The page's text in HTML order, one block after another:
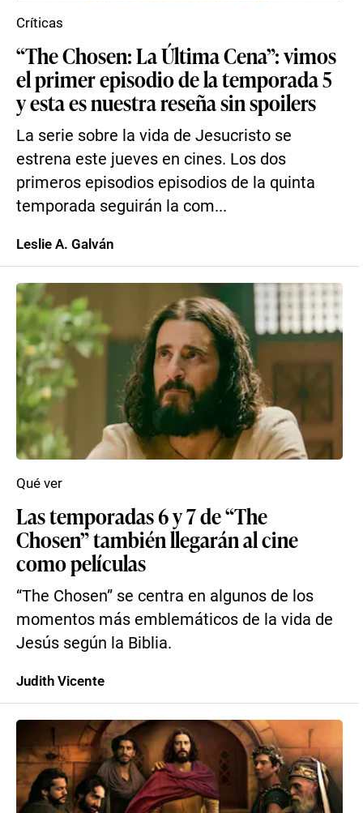
“The Chosen: La Última Cena”: vimos
el primer episodio de la temporada 5
y esta es nuestra reseña sin spoilers
La serie sobre la vida de Jesucristo se
estrena este jueves en cines. Los dos
primeros episodios episodios de la quinta
temporada seguirán la com...
Críticas
Leslie A. Galván
Las temporadas 6 y 7 de “The
Chosen” también llegarán al cine
como películas
“The Chosen” se centra en algunos de los
momentos más emblemáticos de la vida de
Jesús según la Biblia.
Qué ver
Judith Vicente